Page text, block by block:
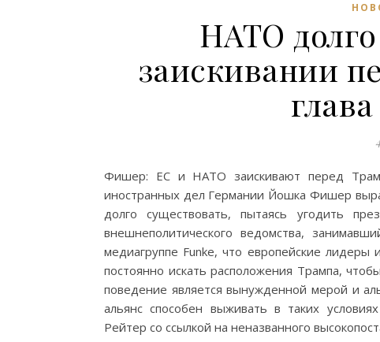
НАТО
заискивании
Фишер: ЕС и НАТО заискивают перед
иностранных дел Германии Йошка Фишер
долго существовать, пытаясь угодить
внешнеполитического ведомства,
медиагруппе Funke, что европейские
постоянно искать расположения Трампа,
поведение является вынужденной мерой и
альянс способен выживать в таких
Рейтер со ссылкой на неназванного